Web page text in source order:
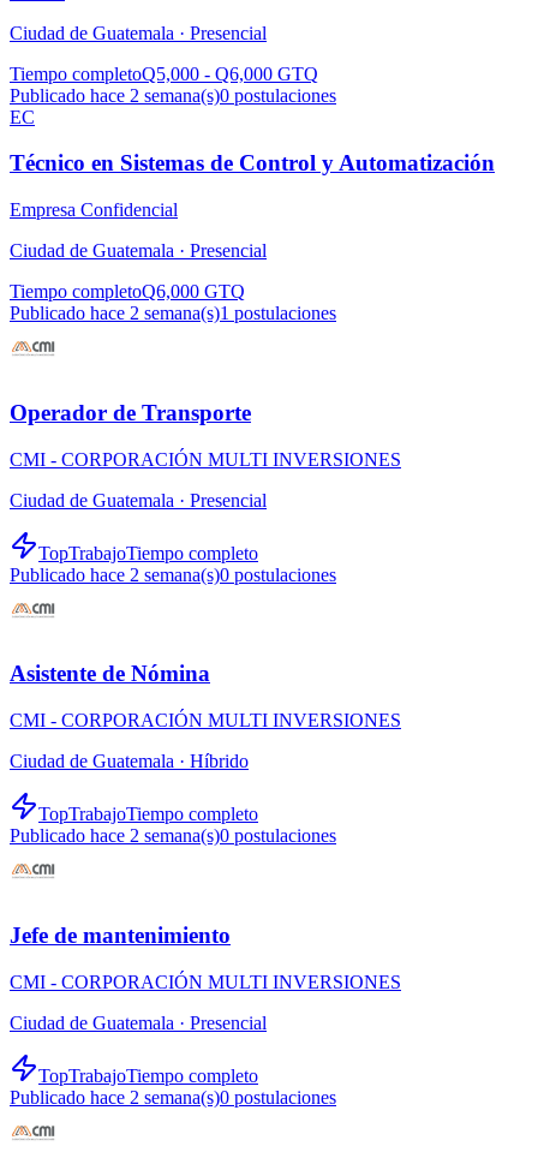
Ciudad de Guatemala · Presencial
Tiempo completoQ5,000 - Q6,000 GTQ
Publicado hace 2 semana(s)0 postulaciones
EC
Técnico en Sistemas de Control y Automatización
Empresa Confidencial
Ciudad de Guatemala · Presencial
Tiempo completoQ6,000 GTQ
Publicado hace 2 semana(s)1 postulaciones
Operador de Transporte
CMI - CORPORACIÓN MULTI INVERSIONES
Ciudad de Guatemala · Presencial
TopTrabajoTiempo completo
Publicado hace 2 semana(s)0 postulaciones
Asistente de Nómina
CMI - CORPORACIÓN MULTI INVERSIONES
Ciudad de Guatemala · Híbrido
TopTrabajoTiempo completo
Publicado hace 2 semana(s)0 postulaciones
Jefe de mantenimiento
CMI - CORPORACIÓN MULTI INVERSIONES
Ciudad de Guatemala · Presencial
TopTrabajoTiempo completo
Publicado hace 2 semana(s)0 postulaciones